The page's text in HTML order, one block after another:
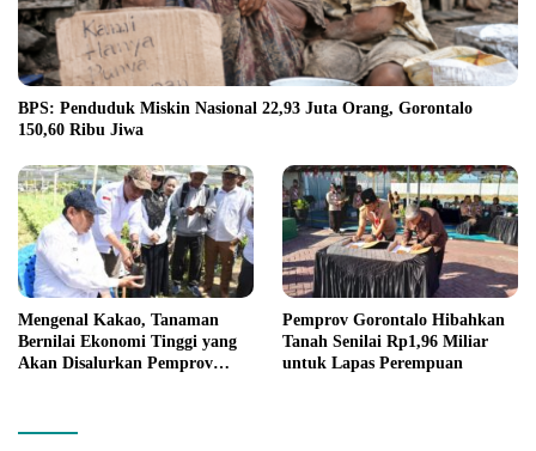
BPS: Penduduk Miskin Nasional 22,93 Juta Orang, Gorontalo
150,60 Ribu Jiwa
Mengenal Kakao, Tanaman
Bernilai Ekonomi Tinggi yang
Akan Disalurkan Pemprov
Pemprov Gorontalo Hibahkan
Tanah Senilai Rp1,96 Miliar
untuk Lapas Perempuan